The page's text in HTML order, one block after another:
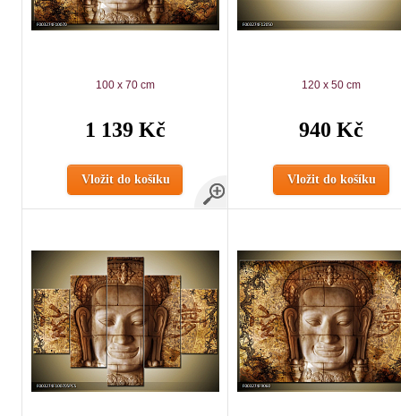
100 x 70 cm
1 139 Kč
Vložit do košíku
120 x 50 cm
940 Kč
Vložit do košíku